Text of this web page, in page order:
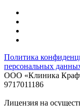
Политика
персональных
ООО «Клиника
9717011186
Лицензия на